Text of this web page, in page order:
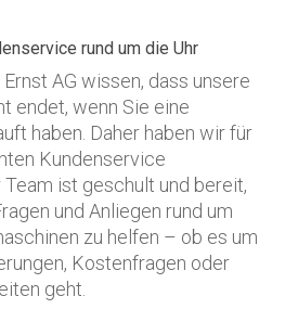
rund um die Uhr
AG wissen, dass unsere
endet, wenn Sie eine
haben. Daher haben wir für
Kundenservice
ist geschult und bereit,
und Anliegen rund um
zu helfen – ob es um
Kostenfragen oder
geht.